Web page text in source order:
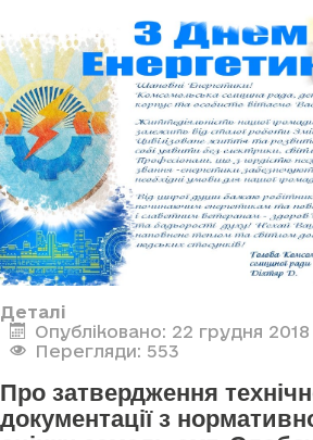
Деталі
Опубліковано: 22 грудня 2018
Перегляди: 553
Про затвердження
документації з